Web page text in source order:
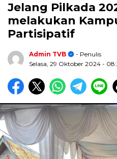
Jelang Pilkada
melakukan
Partisipatif
Admin TVB
- Penulis
Selasa, 29 Oktober 2024 -